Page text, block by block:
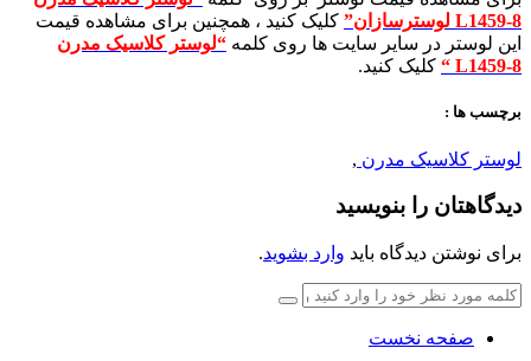
L1459-8 لوسترسازان”
کلیک کنید ، همچنین برای مشاهده قیمت
این لوستر در سایر سایت ها روی کلمه “لوستر کلاسیک مدرن
L1459-8
“ کلیک کنید.
برچسب ها :
لوستر کلاسیک مدرن ,
دیدگاهتان را بنویسید
برای نوشتن دیدگاه باید وارد بشوید.
صفحه نخست